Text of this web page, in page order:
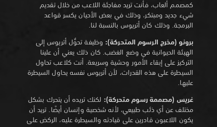
كمصمم ألعاب، فأنت تريد مفاجئة اللاعب من خلال تقديم
شيء جديد ومبتكر، وذلك في بعض الأحيان يكسر قواعد
البرمجة. وذلك كان أتريوس بالنسبة لنا.
برونو (مخرج الرسوم المتحركة): وظيفة تحوُّل أتريوس إلى
الهيئة الحيوانية في وضع الغضب. كان ذلك يعني أن علينا
التركيز على إبقاء الأمور وحشية وسريعة. أنت كلاعب تحاول
السيطرة على هذه القدرات، لأن أتريوس نفسه يحاول السيطرة
عليها.
غريس (مصممة رسوم متحركة): لكنك تريده أن يتحرك بشكل
مختلف عن أي ذئب طبيعي، لأنه شخصية وإنسان أيضًا. تريد أن
يكون اللاعبون قادرين على قيادته والسيطرة عليه، الركض على